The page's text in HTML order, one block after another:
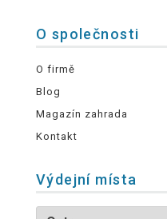
O společnosti
O firmě
Blog
Magazín zahrada
Kontakt
Výdejní místa